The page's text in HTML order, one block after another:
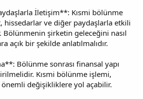
İletişim**: Kısmi bölünme
hissedarlar ve diğer paydaşlarla etkili
Bölünmenin şirketin geleceğini nasıl
açık bir şekilde anlatılmalıdır.
Bölünme sonrası finansal yapı
Kısmi bölünme işlemi,
değişikliklere yol açabilir.